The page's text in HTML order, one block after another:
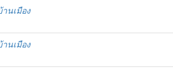
านเมือง
านเมือง